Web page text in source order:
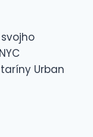
Urban